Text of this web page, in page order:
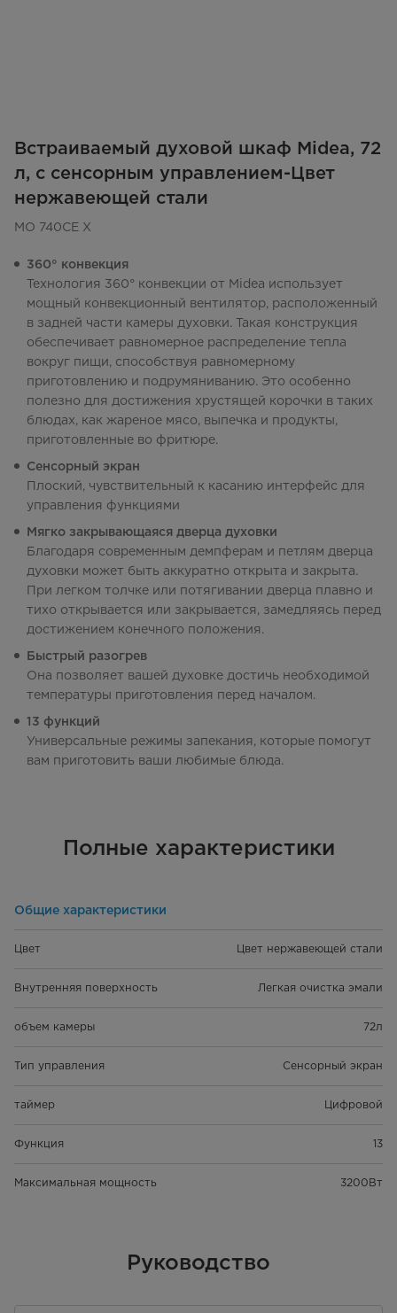
Встраиваемый духовой шкаф Midea, 72
л, с сенсорным управлением-Цвет
нержавеющей стали
MO 740CE X
360° конвекция
Технология 360° конвекции от Midea использует
мощный конвекционный вентилятор, расположенный
в задней части камеры духовки. Такая конструкция
обеспечивает равномерное распределение тепла
вокруг пищи, способствуя равномерному
приготовлению и подрумяниванию. Это особенно
полезно для достижения хрустящей корочки в таких
блюдах, как жареное мясо, выпечка и продукты,
приготовленные во фритюре.
Сенсорный экран
Плоский, чувствительный к касанию интерфейс для
управления функциями
Мягко закрывающаяся дверца духовки
Благодаря современным демпферам и петлям дверца
духовки может быть аккуратно открыта и закрыта.
При легком толчке или потягивании дверца плавно и
тихо открывается или закрывается, замедляясь перед
достижением конечного положения.
Быстрый разогрев
Она позволяет вашей духовке достичь необходимой
температуры приготовления перед началом.
13 функций
Универсальные режимы запекания, которые помогут
вам приготовить ваши любимые блюда.
Полные характеристики
Общие характеристики
Цвет Цвет нержавеющей стали
Внутренняя поверхность Легкая очистка эмали
объем камеры 72л
Тип управления Сенсорный экран
таймер Цифровой
Функция 13
Максимальная мощность 3200Вт
Руководство